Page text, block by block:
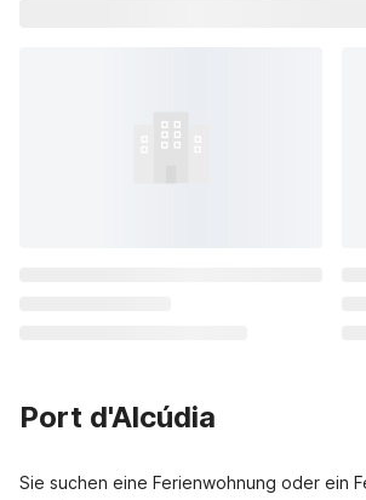
Port d'Alcúdia
Sie suchen eine Ferienwohnung oder ein